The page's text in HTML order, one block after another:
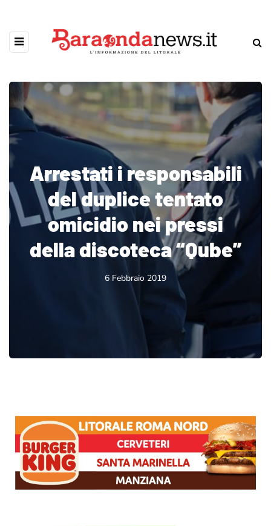
Arrestati i responsabili
del duplice tentato
omicidio nei pressi
della discoteca “Qube”
6 Febbraio 2019